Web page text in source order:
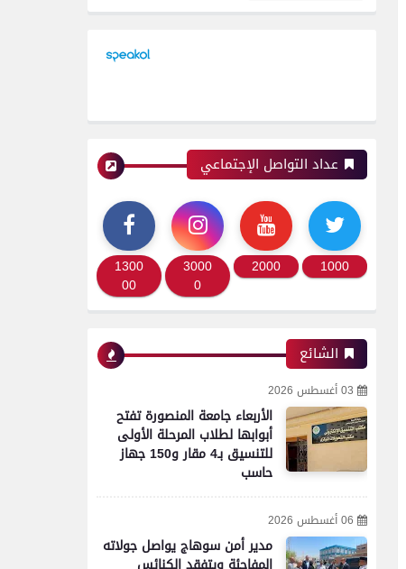
عداد التواصل الإجتماعي
1000
2000
3000
0
1300
00
الشائع
03 أغسطس 2026
الأربعاء جامعة المنصورة تفتح
أبوابها لطلاب المرحلة الأولى
للتنسيق بـ4 مقار و150 جهاز
حاسب
06 أغسطس 2026
مدير أمن سوهاج يواصل جولاته